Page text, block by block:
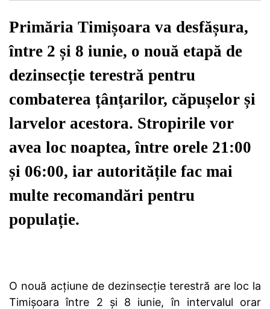
Primăria Timișoara va desfășura,
între 2 și 8 iunie, o nouă etapă de
dezinsecție terestră pentru
combaterea țânțarilor, căpușelor și
larvelor acestora. Stropirile vor
avea loc noaptea, între orele 21:00
și 06:00, iar autoritățile fac mai
multe recomandări pentru
populație.
O nouă acțiune de dezinsecție terestră are loc la
Timișoara între 2 și 8 iunie, în intervalul orar